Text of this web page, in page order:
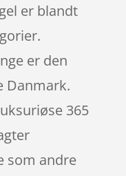
er blandt
er den
Danmark.
365
som andre